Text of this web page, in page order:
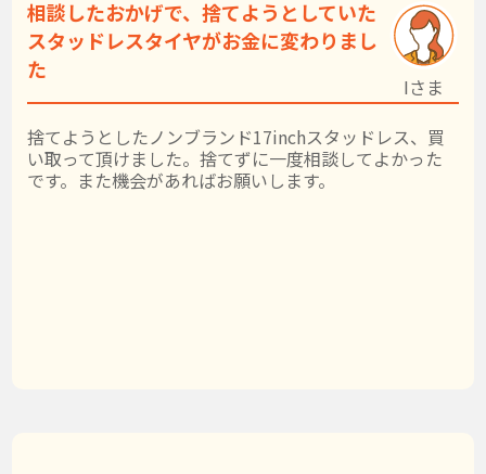
相談したおかげで、捨てようとしていた
スタッドレスタイヤがお金に変わりまし
た
捨てようとしたノンブランド17inchスタッドレス、買
い取って頂けました。捨てずに一度相談してよかった
です。また機会があればお願いします。
Iさま